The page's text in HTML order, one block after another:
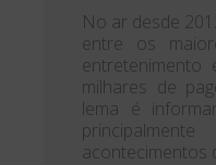
No ar desde
entre os
milhares de
lema é
acontecimentos